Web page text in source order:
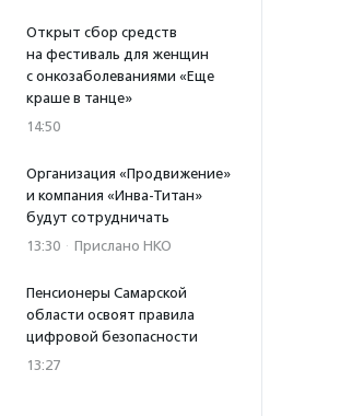
Открыт сбор средств
на фестиваль для женщин
с онкозаболеваниями «Еще
краше в танце»
14:50
Организация «Продвижение»
и компания «Инва-Титан»
будут сотрудничать
13:30 · Прислано НКО
Пенсионеры Самарской
области освоят правила
цифровой безопасности
13:27